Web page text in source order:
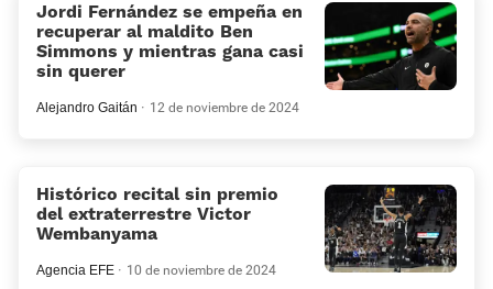
Jordi Fernández se empeña en
recuperar al maldito Ben
Simmons y mientras gana casi
sin querer
Alejandro Gaitán 12 de noviembre de 2024
Histórico recital sin premio
del extraterrestre Victor
Wembanyama
Agencia EFE 10 de noviembre de 2024